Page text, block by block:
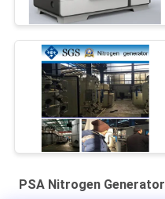
PSA Nitrogen Generator